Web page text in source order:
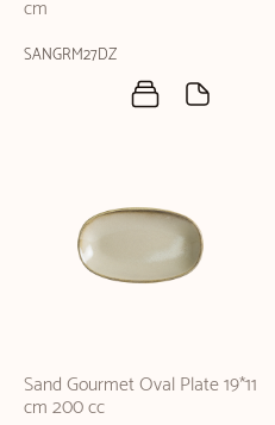
cm
SANGRM27DZ
Sand Gourmet Oval Plate 19*11
cm 200 cc